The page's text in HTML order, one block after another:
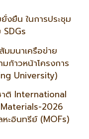
งยืน ในการประชุม
มนาเครือข่าย
ก้าวหน้าโครงการ
University)
าติ International
2026
ะอินทรีย์ (MOFs)